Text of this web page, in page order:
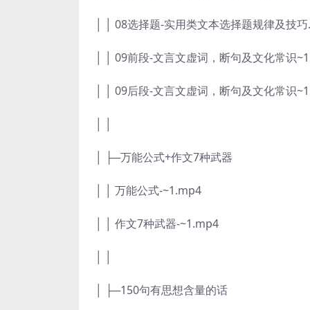
│ │ 08选择题-实用类文本选择题规律及技
│ │ 09前段-文言文虚词，断句及文化常识
│ │ 09后段-文言文虚词，断句及文化常识
│ ├─万能公式+作文7种武器
│ │ 万能公式-~1.mp4
│ │ 作文7种武器-~1.mp4
│ ├─150句有思想含量的话